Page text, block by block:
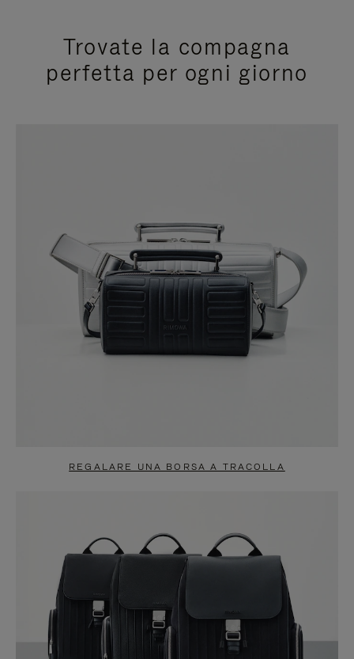
Trovate la compagna
perfetta per ogni giorno
REGALARE UNA BORSA A TRACOLLA